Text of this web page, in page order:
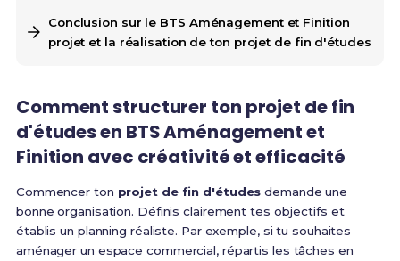
Conclusion sur le BTS Aménagement et Finition
projet et la réalisation de ton projet de fin d'études
Comment structurer ton projet de fin
d'études en BTS Aménagement et
Finition avec créativité et efficacité
Commencer ton projet de fin d'études demande une
bonne organisation. Définis clairement tes objectifs et
établis un planning réaliste. Par exemple, si tu souhaites
aménager un espace commercial, répartis les tâches en